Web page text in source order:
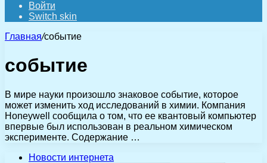
Войти
Switch skin
Главная/событие
событие
В мире науки произошло знаковое событие, которое
может изменить ход исследований в химии. Компания
Honeywell сообщила о том, что ее квантовый компьютер
впервые был использован в реальном химическом
эксперименте. Содержание …
Новости интернета